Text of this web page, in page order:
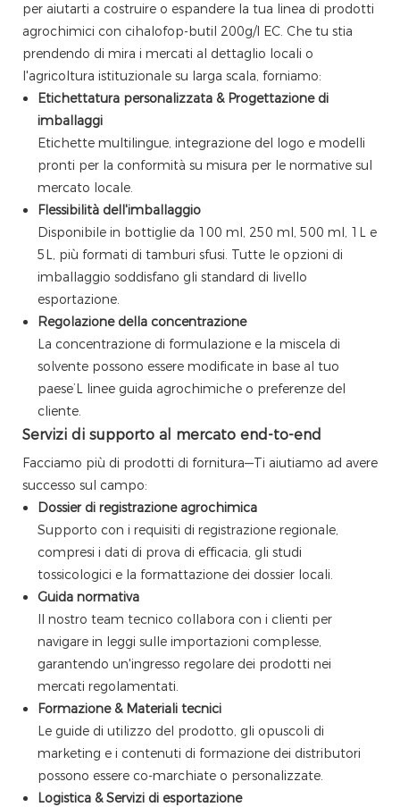
per aiutarti a costruire o espandere la tua linea di prodotti
agrochimici con cihalofop-butil 200g/l EC. Che tu stia
prendendo di mira i mercati al dettaglio locali o
l'agricoltura istituzionale su larga scala, forniamo:
Etichettatura personalizzata & Progettazione di
imballaggi
Etichette multilingue, integrazione del logo e modelli
pronti per la conformità su misura per le normative sul
mercato locale.
Flessibilità dell'imballaggio
Disponibile in bottiglie da 100 ml, 250 ml, 500 ml, 1L e
5L, più formati di tamburi sfusi. Tutte le opzioni di
imballaggio soddisfano gli standard di livello
esportazione.
Regolazione della concentrazione
La concentrazione di formulazione e la miscela di
solvente possono essere modificate in base al tuo
paese’L linee guida agrochimiche o preferenze del
cliente.
Servizi di supporto al mercato end-to-end
Facciamo più di prodotti di fornitura—Ti aiutiamo ad avere
successo sul campo:
Dossier di registrazione agrochimica
Supporto con i requisiti di registrazione regionale,
compresi i dati di prova di efficacia, gli studi
tossicologici e la formattazione dei dossier locali.
Guida normativa
Il nostro team tecnico collabora con i clienti per
navigare in leggi sulle importazioni complesse,
garantendo un'ingresso regolare dei prodotti nei
mercati regolamentati.
Formazione & Materiali tecnici
Le guide di utilizzo del prodotto, gli opuscoli di
marketing e i contenuti di formazione dei distributori
possono essere co-marchiate o personalizzate.
Logistica & Servizi di esportazione